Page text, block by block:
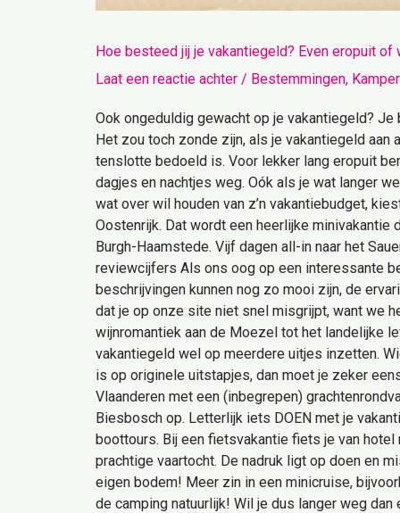
Hoe besteed jij je vakantiegeld? Even eropuit
Laat een reactie achter / Bestemmingen,
Ook ongeduldig gewacht op je vakantiegeld?
Het zou toch zonde zijn, als je vakantiegeld aan
tenslotte bedoeld is. Voor lekker lang eropuit
dagjes en nachtjes weg. Oók als je wat langer
wat over wil houden van z’n vakantiebudget,
Oostenrijk. Dat wordt een heerlijke
Burgh-Haamstede. Vijf dagen all-in naar het
reviewcijfers Als ons oog op een interessante
beschrijvingen kunnen nog zo mooi zijn, de
dat je op onze site niet snel misgrijpt, want we
wijnromantiek aan de Moezel tot het landelijke
vakantiegeld wel op meerdere uitjes inzetten.
is op originele uitstapjes, dan moet je zeker
Vlaanderen met een (inbegrepen)
Biesbosch op. Letterlijk iets DOEN met je
boottours. Bij een fietsvakantie fiets je van
prachtige vaartocht. De nadruk ligt op doen en
eigen bodem! Meer zin in een minicruise,
de camping natuurlijk! Wil je dus langer weg